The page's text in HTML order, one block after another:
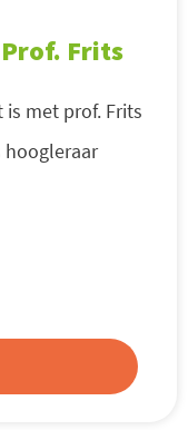
Frits
is met prof. Frits
hoogleraar